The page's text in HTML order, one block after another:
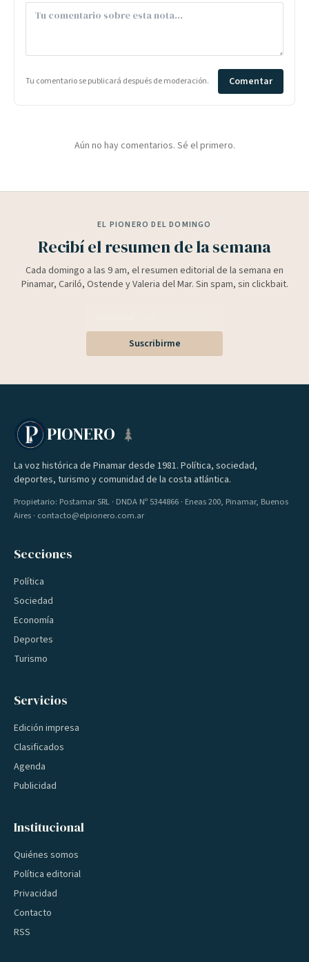
Tu comentario se publicará después de moderación. Comentar
Aún no hay comentarios. Sé el primero.
EL PIONERO DEL DOMINGO
Recibí el resumen de la semana
Cada domingo a las 9 am, el resumen editorial de la semana en
Pinamar, Cariló, Ostende y Valeria del Mar. Sin spam, sin clickbait.
Suscribirme
PIONERO
La voz histórica de Pinamar desde 1981. Política, sociedad,
deportes, turismo y comunidad de la costa atlántica.
Propietario: Postamar SRL · DNDA Nº 5344866 · Eneas 200, Pinamar, Buenos
Aires · contacto@elpionero.com.ar
Secciones
Política
Sociedad
Economía
Deportes
Turismo
Servicios
Edición impresa
Clasificados
Agenda
Publicidad
Institucional
Quiénes somos
Política editorial
Privacidad
Contacto
RSS